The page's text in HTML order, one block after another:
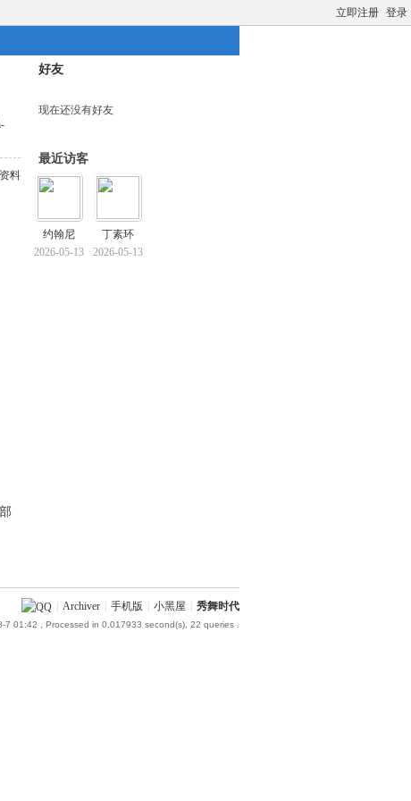
立即注册 登录
料
好友
现在还没有好友
最近访客
约翰尼
2026-05-13
丁素环
2026-05-13
Archiver 手机版 小黑屋 秀舞时代
7 01:42 , Processed in 0.017933 second(s), 22 queries .